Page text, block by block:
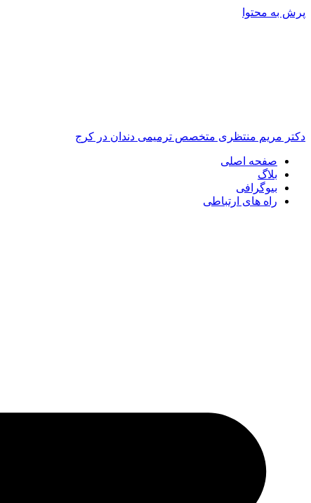
پرش به محتوا
دکتر مریم منتظری متخصص ترمیمی دندان در کرج
صفحه اصلی
بلاگ
بیوگرافی
راه های ارتباطی